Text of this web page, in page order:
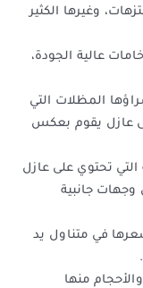
وغيرها الكثير
عالية الجودة،
المظلات التي
عازل يقوم بعكس
تحتوي على عازل
وجهات جانبية
في متناول يد
منها